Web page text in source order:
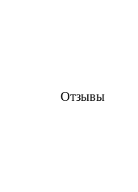
Отзывы